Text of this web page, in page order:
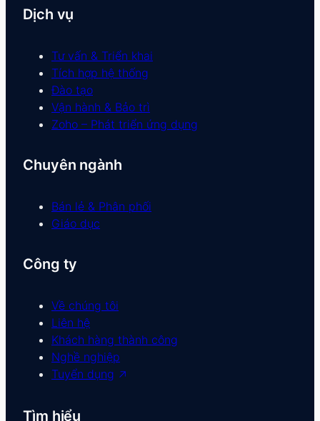
Dịch vụ
Tư vấn & Triển khai
Tích hợp hệ thống
Đào tạo
Vận hành & Bảo trì
Zoho – Phát triển ứng dụng
Chuyên ngành
Bán lẻ & Phân phối
Giáo dục
Công ty
Về chúng tôi
Liên hệ
Khách hàng thành công
Nghề nghiệp
Tuyển dụng
Tìm hiểu